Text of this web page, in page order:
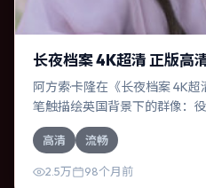
长夜档案 4K超清 正版高
阿方索·卡隆在《长夜档案 4K
笔触描绘英国背景下的群像：
层次丰富。作为一部爱情作品
推向不可逆转的结局；视听语
高清 流畅
2.5万 98个月前